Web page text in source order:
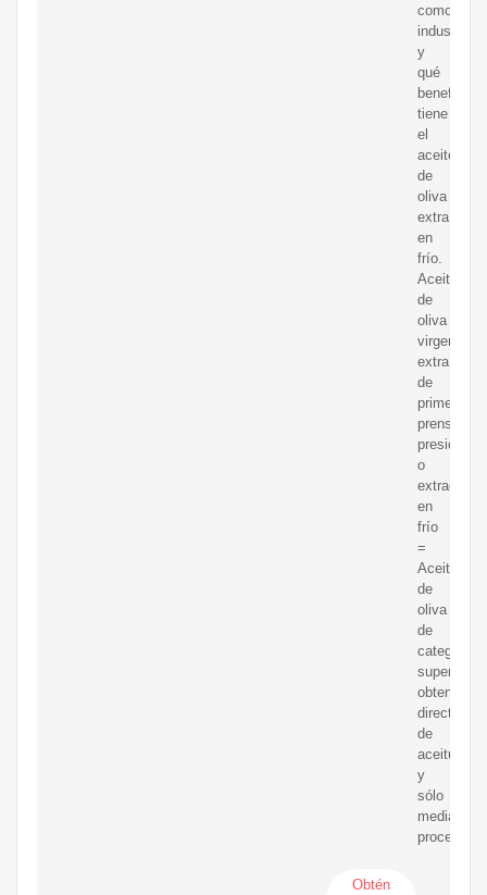
como
industrial,
y
qué
beneficios
tiene
el
aceite
de
oliva
extraído
en
frío.
Aceite
de
oliva
virgen
extra
de
primera
prensada,
presión
o
extracción
en
frío
=
Aceite
de
oliva
de
categoría
superior
obtenido
de
aceitunas
y
sólo
mediante
procesos
Obtén